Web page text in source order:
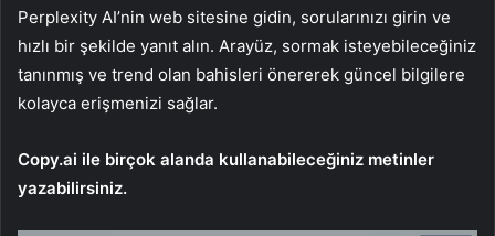
Perplexity AI’nin web sitesine gidin, sorularınızı girin ve
hızlı bir şekilde yanıt alın. Arayüz, sormak isteyebileceğiniz
tanınmış ve trend olan bahisleri önererek güncel bilgilere
kolayca erişmenizi sağlar.
Copy.ai ile birçok alanda kullanabileceğiniz metinler
yazabilirsiniz.